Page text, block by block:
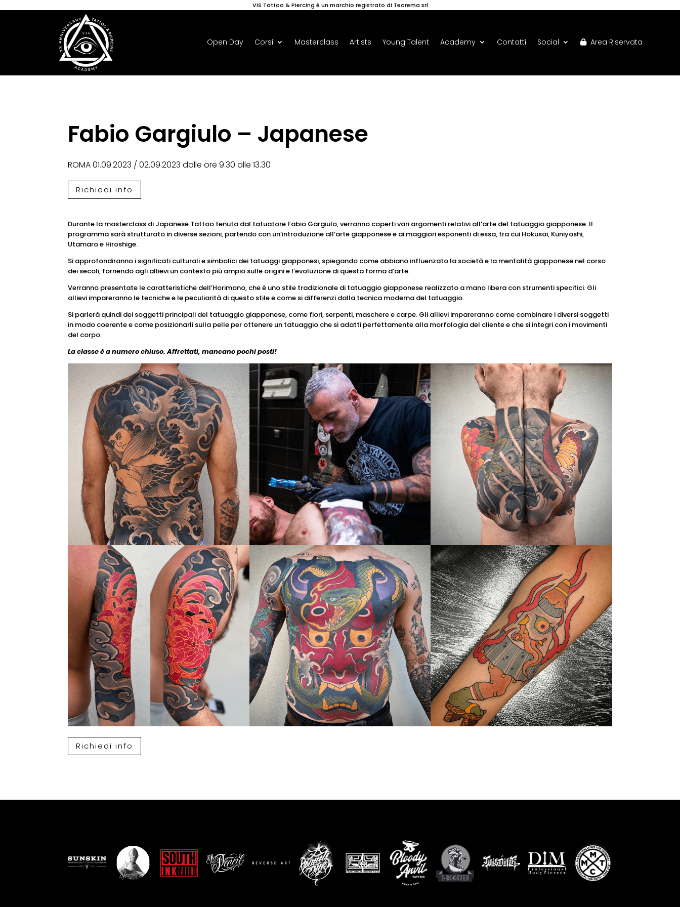
VIS Tattoo & Piercing è un marchio registrato di Teorema srl
Open Day Corsi Masterclass Artists Young Talent Academy Contatti Social Area Riservata
Fabio Gargiulo – Japanese
ROMA 01.09.2023 / 02.09.2023 dalle ore 9.30 alle 13.30
Richiedi info
Durante la masterclass di Japanese Tattoo tenuta dal tatuatore Fabio Gargiulo, verranno coperti vari argomenti relativi all’arte del tatuaggio giapponese. Il
programma sarà strutturato in diverse sezioni, partendo con un’introduzione all’arte giapponese e ai maggiori esponenti di essa, tra cui Hokusai, Kuniyoshi,
Utamaro e Hiroshige.
Si approfondiranno i significati culturali e simbolici dei tatuaggi giapponesi, spiegando come abbiano influenzato la società e la mentalità giapponese nel corso
dei secoli, fornendo agli allievi un contesto più ampio sulle origini e l’evoluzione di questa forma d’arte.
Verranno presentate le caratteristiche dell’Horimono, che è uno stile tradizionale di tatuaggio giapponese realizzato a mano libera con strumenti specifici. Gli
allievi impareranno le tecniche e le peculiarità di questo stile e come si differenzi dalla tecnica moderna del tatuaggio.
Si parlerà quindi dei soggetti principali del tatuaggio giapponese, come fiori, serpenti, maschere e carpe. Gli allievi impareranno come combinare i diversi soggetti
in modo coerente e come posizionarli sulla pelle per ottenere un tatuaggio che si adatti perfettamente alla morfologia del cliente e che si integri con i movimenti
del corpo.
La classe é a numero chiuso. Affrettati, mancano pochi posti!
Richiedi info